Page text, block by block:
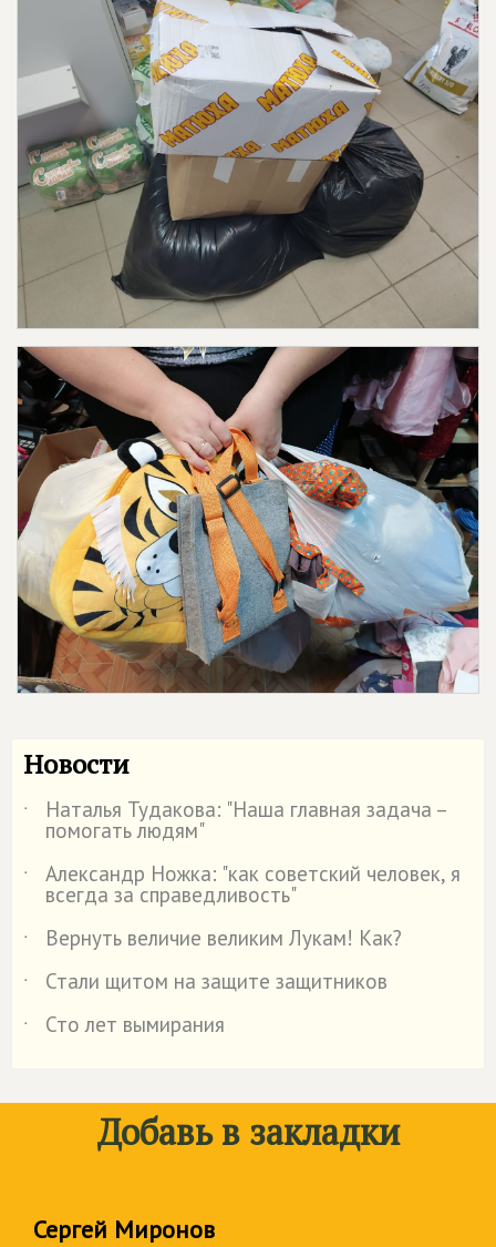
Новости
˙ Наталья Тудакова: "Наша главная задача –
помогать людям"
˙
Александр Ножка: "как советский человек, я
всегда за справедливость"
˙
Вернуть величие великим Лукам! Как?
˙
Стали щитом на защите защитников
˙
Сто лет вымирания
Добавь в закладки
Сергей Миронов